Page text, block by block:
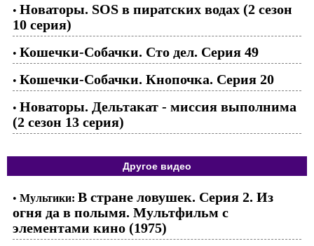
• Новаторы. SOS в пиратских водах (2 сезон
10 серия)
• Кошечки-Собачки. Сто дел. Серия 49
• Кошечки-Собачки. Кнопочка. Серия 20
• Новаторы. Дельтакат - миссия выполнима
(2 сезон 13 серия)
Другое видео
• Мультики: В стране ловушек. Серия 2. Из
огня да в полымя. Мультфильм с
элементами кино (1975)